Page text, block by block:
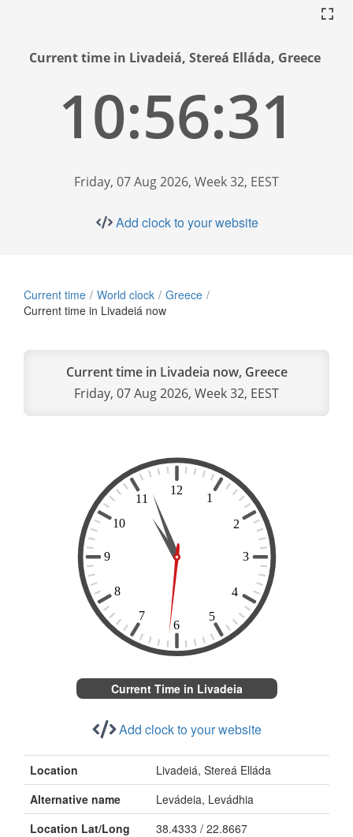
Current time in Livadeiá, Stereá Elláda, Greece
10:56:32
Friday, 07 Aug 2026, Week 32, EEST
Add clock to your website
Current time World clock
Greece
Current time in Livadeiá now
Current time in Livadeia now, Greece
Friday, 07 Aug 2026, Week 32, EEST
Current Time in Livadeia
Add clock to your website
Location
Livadeiá, Stereá Elláda
Alternative name
Levádeia, Levádhia
Location Lat/Long
38.4333 / 22.8667